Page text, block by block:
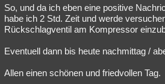
So, und da ich eben eine positive
habe ich 2 Std. Zeit und werde
Rückschlagventil am Kompressor
Eventuell dann bis heute nachmittag /
Allen einen schönen und friedvollen Tag.